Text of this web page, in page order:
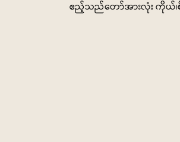
ဧည့်သည်တော်အားလုံး ကိုယ်၊စိတ်